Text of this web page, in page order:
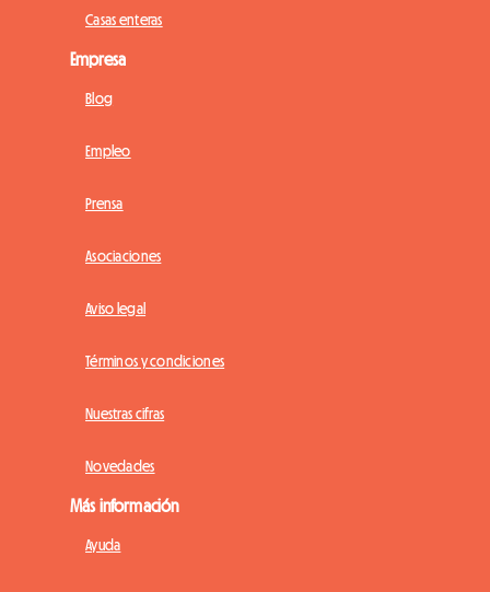
Casas enteras
Empresa
Blog
Empleo
Prensa
Asociaciones
Aviso legal
Términos y condiciones
Nuestras cifras
Novedades
Más información
Ayuda